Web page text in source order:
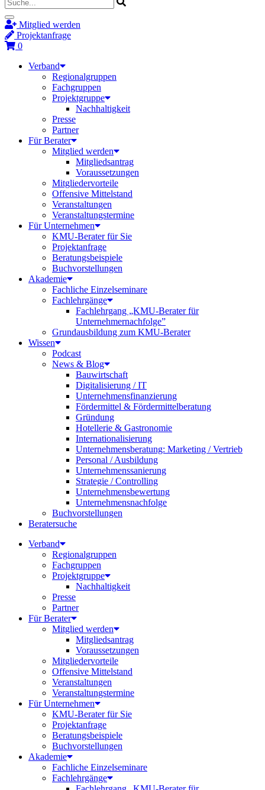
Mitglied werden
Projektanfrage
0
Verband
Regionalgruppen
Fachgruppen
Projektgruppe
Nachhaltigkeit
Presse
Partner
Für Berater
Mitglied werden
Mitgliedsantrag
Voraussetzungen
Mitgliedervorteile
Offensive Mittelstand
Veranstaltungen
Veranstaltungstermine
Für Unternehmen
KMU-Berater für Sie
Projektanfrage
Beratungsbeispiele
Buchvorstellungen
Akademie
Fachliche Einzelseminare
Fachlehrgänge
Fachlehrgang „KMU-Berater für
Unternehmernachfolge”
Grundausbildung zum KMU-Berater
Wissen
Podcast
News & Blog
Bauwirtschaft
Digitalisierung / IT
Unternehmensfinanzierung
Fördermittel & Fördermittelberatung
Gründung
Hotellerie & Gastronomie
Internationalisierung
Unternehmensberatung: Marketing / Vertrieb
Personal / Ausbildung
Unternehmenssanierung
Strategie / Controlling
Unternehmensbewertung
Unternehmensnachfolge
Buchvorstellungen
Beratersuche
Verband
Regionalgruppen
Fachgruppen
Projektgruppe
Nachhaltigkeit
Presse
Partner
Für Berater
Mitglied werden
Mitgliedsantrag
Voraussetzungen
Mitgliedervorteile
Offensive Mittelstand
Veranstaltungen
Veranstaltungstermine
Für Unternehmen
KMU-Berater für Sie
Projektanfrage
Beratungsbeispiele
Buchvorstellungen
Akademie
Fachliche Einzelseminare
Fachlehrgänge